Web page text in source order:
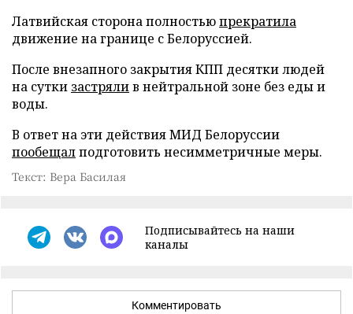
Латвийская сторона полностьюпрекратила
движение на границе с Белоруссией.
После внезапного закрытия КПП десятки людей
на сутки застрялив нейтральной зоне без еды и
воды.
В ответ на эти действия МИД Белоруссии
пообещалподготовить несимметричные меры.
Текст: Вера Басилая
Подписывайтесь на наши
каналы
Комментировать